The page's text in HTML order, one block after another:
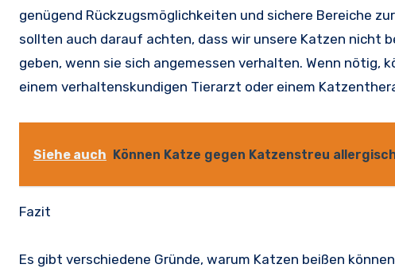
genügend Rückzugsmöglichkeiten und sichere Bereiche
sollten auch darauf achten, dass wir unsere Katzen
geben, wenn sie sich angemessen verhalten. Wenn nötig,
einem verhaltenskundigen Tierarzt oder einem
Siehe auch Können Katze gegen Katzenstreu
Fazit
Es gibt verschiedene Gründe, warum Katzen beißen